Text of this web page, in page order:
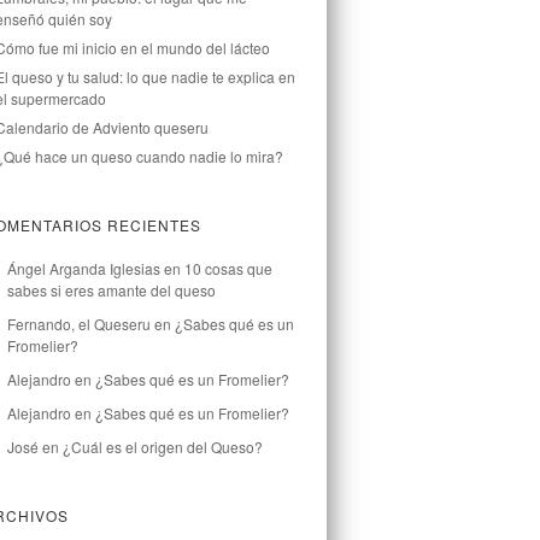
quién soy
fue mi inicio en el mundo del lácteo
queso y tu salud: lo que nadie te explica en
supermercado
de Adviento queseru
hace un queso cuando nadie lo mira?
RECIENTES
Ángel Arganda Iglesiasen 10 cosas que
sabes si eres amante del queso
Fernando, el Queseru en ¿Sabes qué es un
Fromelier?
Alejandro en ¿Sabes qué es un Fromelier?
Alejandro en ¿Sabes qué es un Fromelier?
José en ¿Cuál es el origen del Queso?